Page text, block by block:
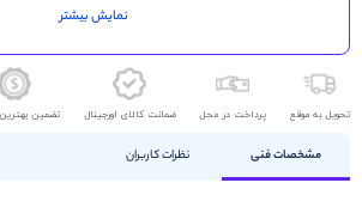
اندازه صفحه نمایش: 15.6 اینچ
کیفیت صفحه نمایش: 2K
نمایش بیشتر
تحویل به موقع پرداخت در محل ضمانت کالای اورجینال تضمین
مشخصات فنی نظرات کاربران